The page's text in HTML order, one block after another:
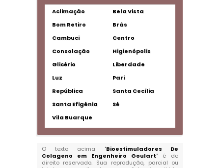
Aclimação
Bela Vista
Bom Retiro
Brás
Cambuci
Centro
Consolação
Higienópolis
Glicério
Liberdade
Luz
Pari
República
Santa Cecília
Santa Efigênia
Sé
Vila Buarque
O texto acima "Bioestimuladores De
Colageno em Engenheiro Goulart" é de
direito reservado. Sua reprodução, parcial ou